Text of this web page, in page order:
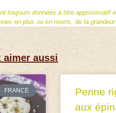
toujours données à titre approximatif
en plus ou en moins, de la
aimer aussi
FRANCE
Penne
aux